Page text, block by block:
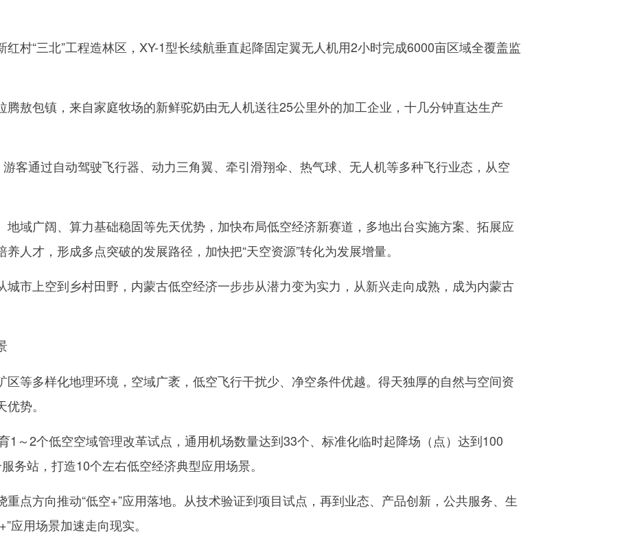
“三北”工程造林区，XY-1型长续航垂直起降固定翼无人机用2小时完成6000亩区域全覆盖监
敖包镇，来自家庭牧场的新鲜驼奶由无人机送往25公里外的加工企业，十几分钟直达生产
客通过自动驾驶飞行器、动力三角翼、牵引滑翔伞、热气球、无人机等多种飞行业态，从空
域广阔、算力基础稳固等先天优势，加快布局低空经济新赛道，多地出台实施方案、拓展应
人才，形成多点突破的发展路径，加快把“天空资源”转化为发展增量。
市上空到乡村田野，内蒙古低空经济一步步从潜力变为实力，从新兴走向成熟，成为内蒙古
等多样化地理环境，空域广袤，低空飞行干扰少、净空条件优越。得天独厚的自然与空间资
势。
2个低空空域管理改革试点，通用机场数量达到33个、标准化临时起降场（点）达到100
务站，打造10个左右低空经济典型应用场景。
方向推动“低空+”应用落地。从技术验证到项目试点，再到业态、产品创新，公共服务、生
应用场景加速走向现实。